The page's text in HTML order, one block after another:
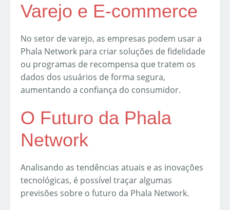
Varejo e E-commerce
No setor de varejo, as empresas podem usar a
Phala Network para criar soluções de fidelidade
ou programas de recompensa que tratem os
dados dos usuários de forma segura,
aumentando a confiança do consumidor.
O Futuro da Phala
Network
Analisando as tendências atuais e as inovações
tecnológicas, é possível traçar algumas
previsões sobre o futuro da Phala Network.